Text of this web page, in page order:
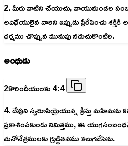
2. మీరు వాటిని చేయుచు, వాయుమండల
అవిధేయులైన వారిని ఇప్పుడు ప్రేరేపించు
ధర్మము చొప్పున మునుపు నడుచుకొంటిరి.
అంధుడు
2కొరిందీయులకు 4:4
4. దేవుని స్వరూపియైయున్న క్రీస్తు మహిమను
ప్రకాశింపకుండు నిమిత్తము, ఈ
మనోనేత్రములకు గ్రుడ్డితనము కలుగజేసెను.